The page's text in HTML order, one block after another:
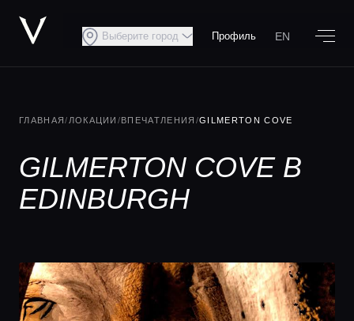
Выберите город Профиль EN
ГЛАВНАЯ/ ЛОКАЦИИ /ВПЕЧАТЛЕНИЯ /GILMERTON COVE
GILMERTON COVE В
EDINBURGH